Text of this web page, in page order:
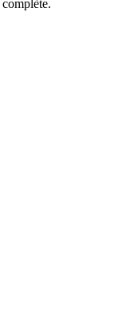
complète.